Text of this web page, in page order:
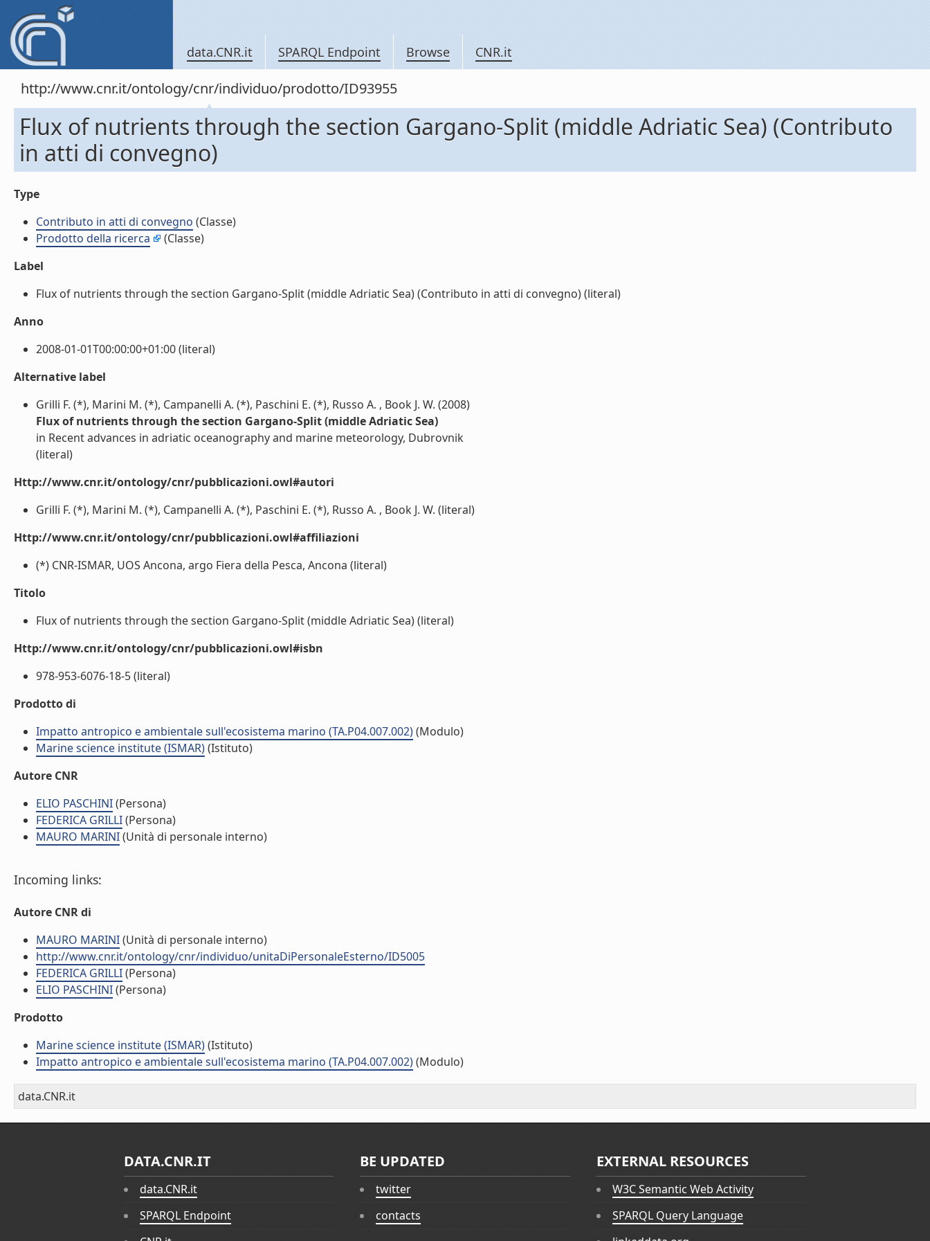
data.CNR.it SPARQL Endpoint Browse CNR.it
http://www.cnr.it/ontology/cnr/individuo/prodotto/ID93955
Flux of nutrients through the section Gargano-Split (middle Adriatic Sea) (Contributo
in atti di convegno)
Type
Contributo in atti di convegno (Classe)
Prodotto della ricerca
(Classe)
Label
Flux of nutrients through the section Gargano-Split (middle Adriatic Sea) (Contributo in atti di convegno) (literal)
Anno
2008-01-01T00:00:00+01:00 (literal)
Alternative label
Grilli F. (*), Marini M. (*), Campanelli A. (*), Paschini E. (*), Russo A. , Book J. W. (2008)
Flux of nutrients through the section Gargano-Split (middle Adriatic Sea)
in Recent advances in adriatic oceanography and marine meteorology, Dubrovnik
(literal)
Http://www.cnr.it/ontology/cnr/pubblicazioni.owl#autori
Grilli F. (*), Marini M. (*), Campanelli A. (*), Paschini E. (*), Russo A. , Book J. W. (literal)
Http://www.cnr.it/ontology/cnr/pubblicazioni.owl#affiliazioni
(*) CNR-ISMAR, UOS Ancona, argo Fiera della Pesca, Ancona (literal)
Titolo
Flux of nutrients through the section Gargano-Split (middle Adriatic Sea) (literal)
Http://www.cnr.it/ontology/cnr/pubblicazioni.owl#isbn
978-953-6076-18-5 (literal)
Prodotto di
Impatto antropico e ambientale sull'ecosistema marino (TA.P04.007.002)(Modulo)
Marine science institute (ISMAR)(Istituto)
Autore CNR
ELIO PASCHINI(Persona)
FEDERICA GRILLI(Persona)
MAURO MARINI(Unità di personale interno)
Incoming links:
Autore CNR di
MAURO MARINI(Unità di personale interno)
http://www.cnr.it/ontology/cnr/individuo/unitaDiPersonaleEsterno/ID5005
FEDERICA GRILLI(Persona)
ELIO PASCHINI(Persona)
Prodotto
Marine science institute (ISMAR)(Istituto)
Impatto antropico e ambientale sull'ecosistema marino (TA.P04.007.002)(Modulo)
data.CNR.it
DATA.CNR.IT
data.CNR.it
SPARQL Endpoint
BE UPDATED
twitter
contacts
EXTERNAL RESOURCES
W3C Semantic Web Activity
SPARQL Query Language